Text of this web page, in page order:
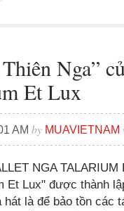
Nga”
Et Lux
AM by MUAVIETNAM
NGA
Et Lux" được thành
hát là để bảo tồn các